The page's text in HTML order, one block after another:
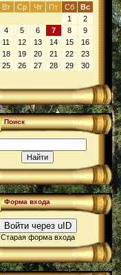
Вт Ср Чт Пт Сб
Вс
1
2
4 5 6 7 8
9
11 12 13 14 15
16
18 19 20 21 22
23
25 26 27 28 29
30
Поиск
Форма входа
Войти через uID
Старая форма входа